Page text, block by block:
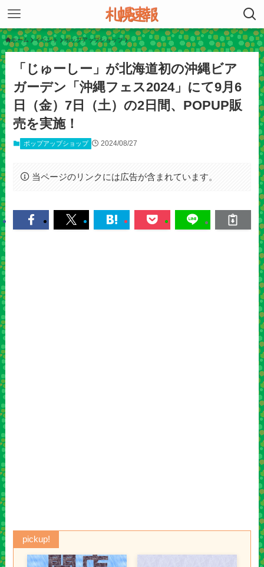
ホーム イベント ポップアップショップ
「じゅーしー」が北海道初の沖縄ビア
ガーデン「沖縄フェス2024」にて9月6
日（金）7日（土）の2日間、POPUP販
売を実施！
ポップアップショップ 2024/08/27
当ページのリンクには広告が含まれています。
pickup!